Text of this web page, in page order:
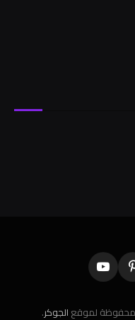
بينتيريستيوتيوب
الجوكر.